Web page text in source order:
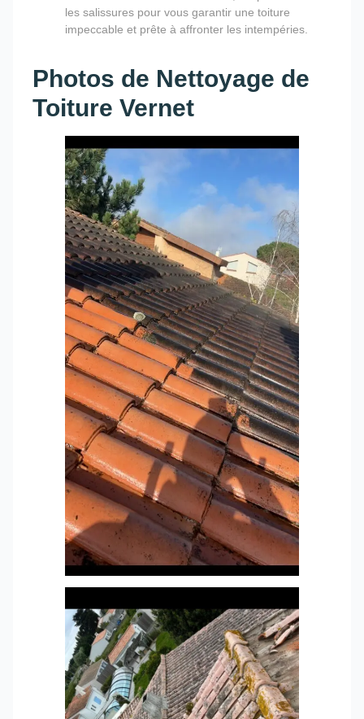
les salissures pour vous garantir une toiture
impeccable et prête à affronter les intempéries.
Photos de Nettoyage de
Toiture Vernet